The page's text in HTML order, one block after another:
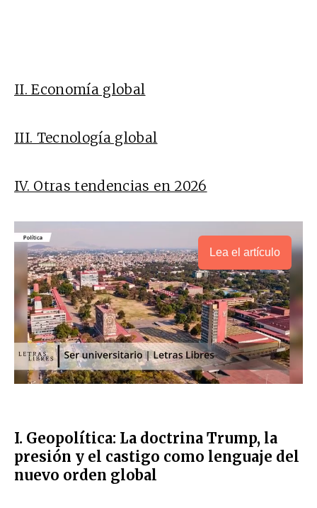
II. Economía global
III. Tecnología global
IV. Otras tendencias en 2026
Lea el artículo
I. Geopolítica: La doctrina Trump, la
presión y el castigo como lenguaje del
nuevo orden global